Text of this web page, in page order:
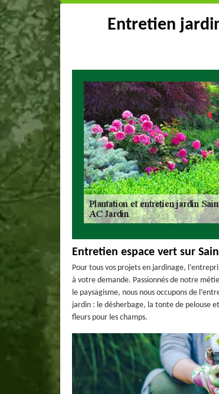
Entretien
Entretien espace vert sur
Pour tous vos projets en jardinage,
à votre demande. Passionnés de notre
le paysagisme, nous nous occupons de
jardin : le désherbage, la tonte de pelouse
fleurs pour les champs.